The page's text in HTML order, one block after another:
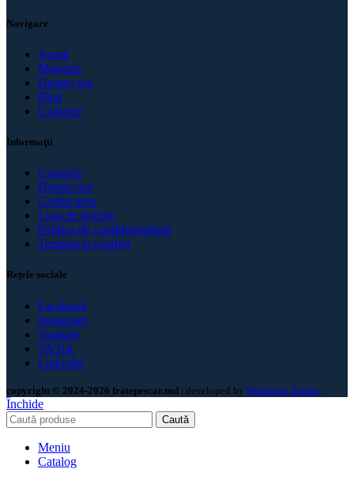
Navigare
Acasă
Magazin
Despre noi
Blog
Contacte
Informaţii
Contacte
Despre noi
Contul meu
Lista de dorințe
Politica de confidenţialitate
Termeni și condiții
Rețele sociale
Facebook
Instagram
Youtube
TikTok
LinkedId
copyright © 2024-2026 fratepescar.md | developed by Mandarin Studio
Închide
Caută
Meniu
Catalog